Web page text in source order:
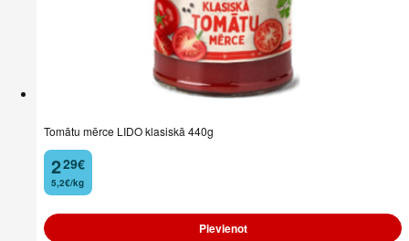
Tomātu mērce LIDO klasiskā 440g
2
. 29€
5,2€/kg
Pievienot